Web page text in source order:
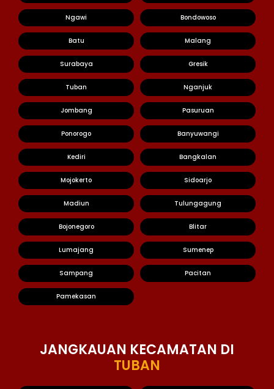
Ngawi Bondowoso
Batu Malang
Surabaya Gresik
Tuban Nganjuk
Jombang Pasuruan
Ponorogo Banyuwangi
Kediri Bangkalan
Mojokerto Sidoarjo
Madiun Tulungagung
Bojonegoro Blitar
Lumajang Sumenep
Sampang Pacitan
Pamekasan
JANGKAUAN KECAMATAN DI
TUBAN